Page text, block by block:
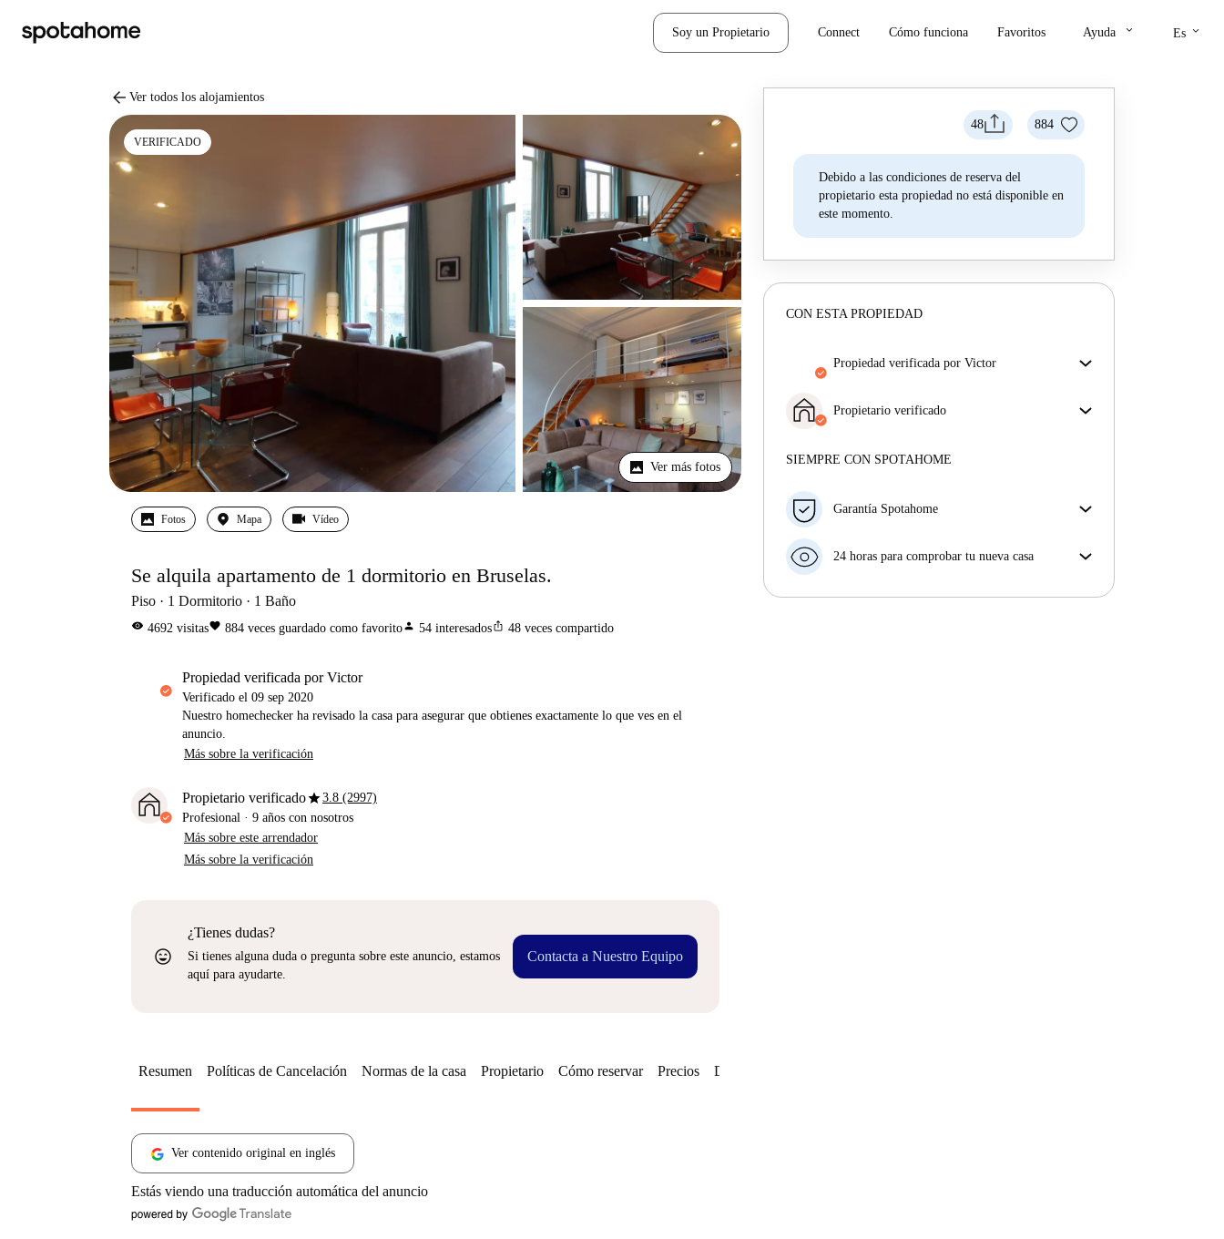
Soy un Propietario Connect Cómo funciona Favoritos Ayuda keyboard_arrow_down Es keyboard_arrow_down
arrow_back Ver todos los alojamientos
VERIFICADO
Ver más fotos
Fotos Mapa Vídeo
Se alquila apartamento de 1 dormitorio en Bruselas.
Piso 1 Dormitorio 1 Baño
visibility 4692 visitasfavorite 884 veces guardado como favoritoperson 54 interesadosios_share 48 veces compartido
propiedad verificada por Victor
Verificado el 09 sep 2020
Nuestro homechecker ha revisado la casa para asegurar que obtienes exactamente lo que ves en el
anuncio.
Más sobre la verificación
Propietario verificadostar3.8 (2997)
Profesional · 9 años con nosotros
Más sobre este arrendador
Más sobre la verificación
sentiment_very_satisfied
¿Tienes dudas?
Si tienes alguna duda o pregunta sobre este anuncio, estamos
aquí para ayudarte.
Contacta a Nuestro Equipo
48 884
Debido a las condiciones de reserva del
propietario esta propiedad no está disponible en
este momento.
CON ESTA PROPIEDAD
propiedad verificada por Victor
asegurar que obtienes exactamente lo que ves en el
anuncio.
Propietario verificado
Más sobre este arrendador
SIEMPRE CON SPOTAHOME
Garantía Spotahome
horas previas a la fecha de entrada, Spotahome A) te
el hotel hasta que encuentres nueva casa o B) te hará
24 horas para comprobar tu nueva casa
Resumen Políticas de Cancelación Normas de la casa Propietario Cómo reservar Precios Disponibilidades
Ver contenido original en inglés
Estás viendo una traducción automática del anuncio